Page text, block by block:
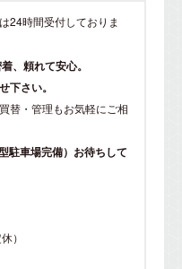
は24時間受付しておりま
、頼れて安心。
下さい。
替・管理もお気軽にご相
駐車場完備）お待ちして
）